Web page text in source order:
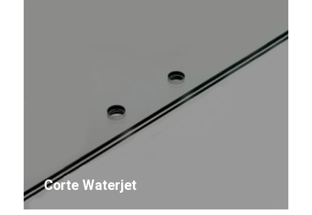
Corte Waterjet